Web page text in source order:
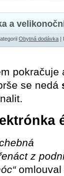
a
Obytná dodávka |
se nedá
z
omlouval